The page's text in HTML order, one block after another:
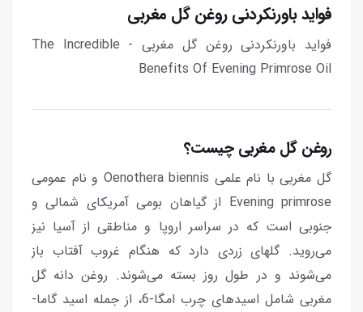
فواید باورنکردنی روغن گل مغربی
فواید باورنکردنی روغن گل مغربی - The Incredible
Benefits Of Evening Primrose Oil
روغن گل مغربی چیست؟
گل مغربی با نام علمی Oenothera biennis و نام عمومی
Evening primrose از گیاهان بومی آمریکای شمالی و
جنوبی است که در سراسر اروپا و مناطقی از آسیا نیز
می‌روید. گلهای زردی دارد که هنگام غروب آفتاب باز
می‌شوند و در طول روز بسته می‌شوند. روغن دانه گل
مغربی شامل اسیدهای چرب امگا-6، از جمله اسید گاما-